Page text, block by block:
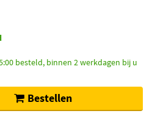
besteld, binnen 2 werkdagen bij u
Bestellen